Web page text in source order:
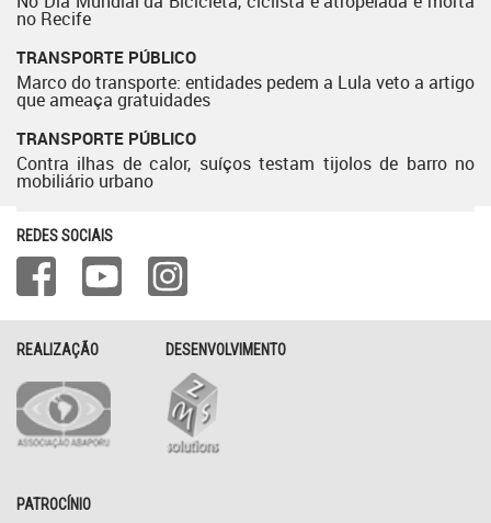
no Recife
TRANSPORTE PÚBLICO
Marco do transporte: entidades pedem a Lula veto a artigo
que ameaça gratuidades
TRANSPORTE PÚBLICO
Contra ilhas de calor, suíços testam tijolos de barro no
mobiliário urbano
REDES SOCIAIS
REALIZAÇÃO DESENVOLVIMENTO
PATROCÍNIO